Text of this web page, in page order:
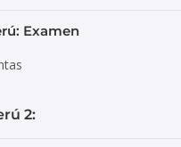
Examen
2: